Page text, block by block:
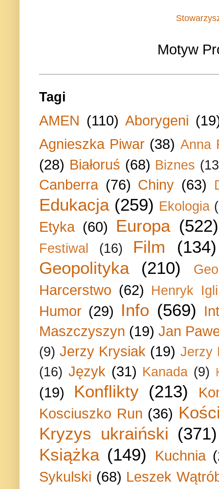
Motyw
Tagi
AMEN (110) Aborygeni
Agnieszka Piwar (38) Anna
(28) Białoruś (68) Biznes
Canberra (76) Chiny (63)
Edukacja (259) Ekologia
Etyka (60) Europa (522)
Festiwal (16) Film
(134)
Geopolityka
(210)
Harcerstwo (62) Henryk
Humor (29) Info (569)
Maszczyszyn (19) Jan
(9) Jerzy Krysiak (19) Jerzy
(16) Język (31) Kanada (9)
(19) Konflikty (213)
Kosciuszko Run (36)
Kryzys ukraiński (371)
Książka (149) Kuchnia
Sykulski (68) Leszek